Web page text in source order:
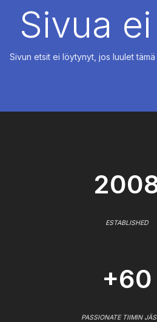
Sivua
Sivun etsit ei löytynyt, jos luulet
ESTABLISHED
+60
PASSIONATE TIIMIN